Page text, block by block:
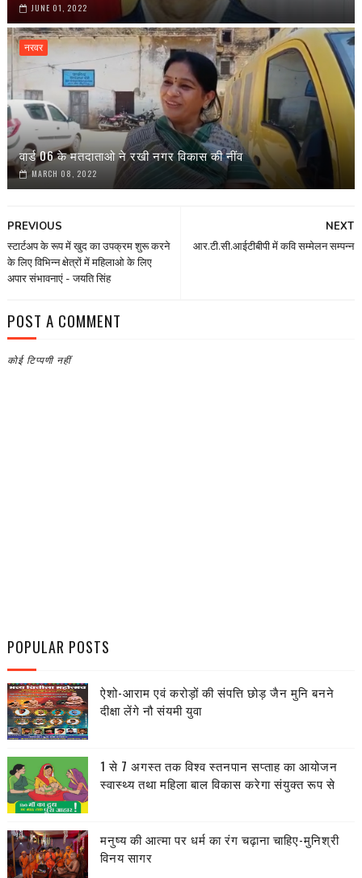
JUNE 01, 2022
नरवर
वार्ड 06 के मतदाताओ ने रखी नगर विकास की नींव
MARCH 08, 2022
NEXT
आर.टी.सी.आईटीबीपी में कवि सम्मेलन सम्पन्न
PREVIOUS
स्टार्टअप के रूप में खुद का उपक्रम शुरू करने
के लिए विभिन्न क्षेत्रों में महिलाओ के लिए
अपार संभावनाएं - जयति सिंह
POST A COMMENT
कोई टिप्पणी नहीं
POPULAR POSTS
ऐशो-आराम एवं करोड़ों की संपत्ति छोड़ जैन मुनि बनने
दीक्षा लेंगे नौ संयमी युवा
1 से 7 अगस्त तक विश्व स्तनपान सप्ताह का आयोजन
स्वास्थ्य तथा महिला बाल विकास करेगा संयुक्त रूप से
मनुष्य की आत्मा पर धर्म का रंग चढ़ाना चाहिए-मुनिश्री
विनय सागर